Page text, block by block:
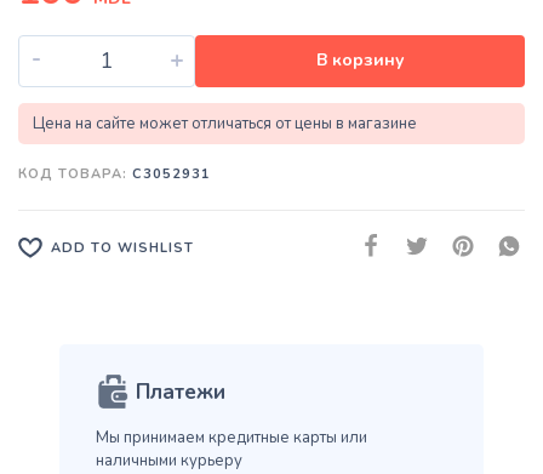
- + В корзину
Цена на сайте может отличаться от цены в магазине
КОД ТОВАРА: C3052931
ADD TO WISHLIST
Платежи
Мы принимаем кредитные карты или
наличными курьеру